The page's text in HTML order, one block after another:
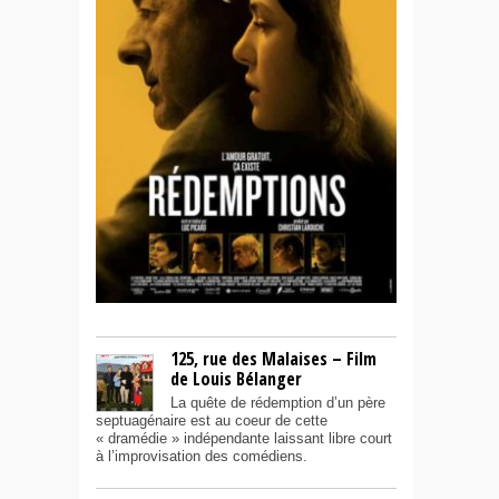
125, rue des Malaises – Film
de Louis Bélanger
La quête de rédemption d’un père
septuagénaire est au coeur de cette
« dramédie » indépendante laissant libre court
à l’improvisation des comédiens.